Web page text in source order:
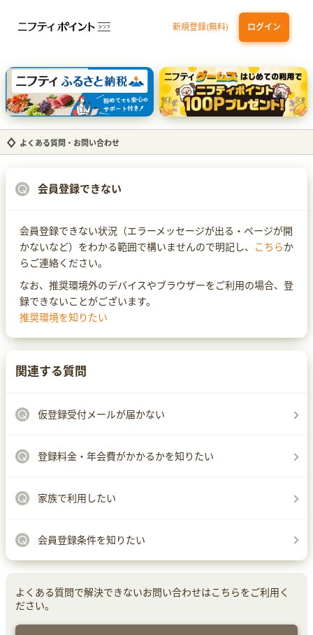
新規登録(無料) ログイン
dカード GOLD 三井住友カード ゴールド（NL）（家族カード発行）
【実質初月無料】DMM | Disney+(ディズニープラス) セットプラン
SBI証券 確定拠出年金（iDeCo）
よくある質問・お問い合わせ
会員登録できない
会員登録できない状況（エラーメッセージが出る・ページが開
かないなど）をわかる範囲で構いませんので明記し、
こちらか
らご連絡ください。
なお、推奨環境外のデバイスやブラウザーをご利用の場合、登
録できないことがございます。
推奨環境を知りたい
関連する質問
仮登録受付メールが届かない
登録料金・年会費がかかるかを知りたい
家族で利用したい
会員登録条件を知りたい
よくある質問で解決できないお問い合わせはこちらをご利用く
ださい。